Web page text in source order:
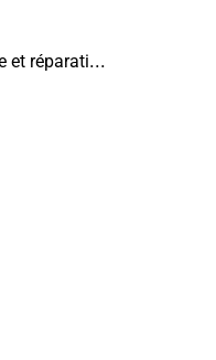
Service après-vente et réparations